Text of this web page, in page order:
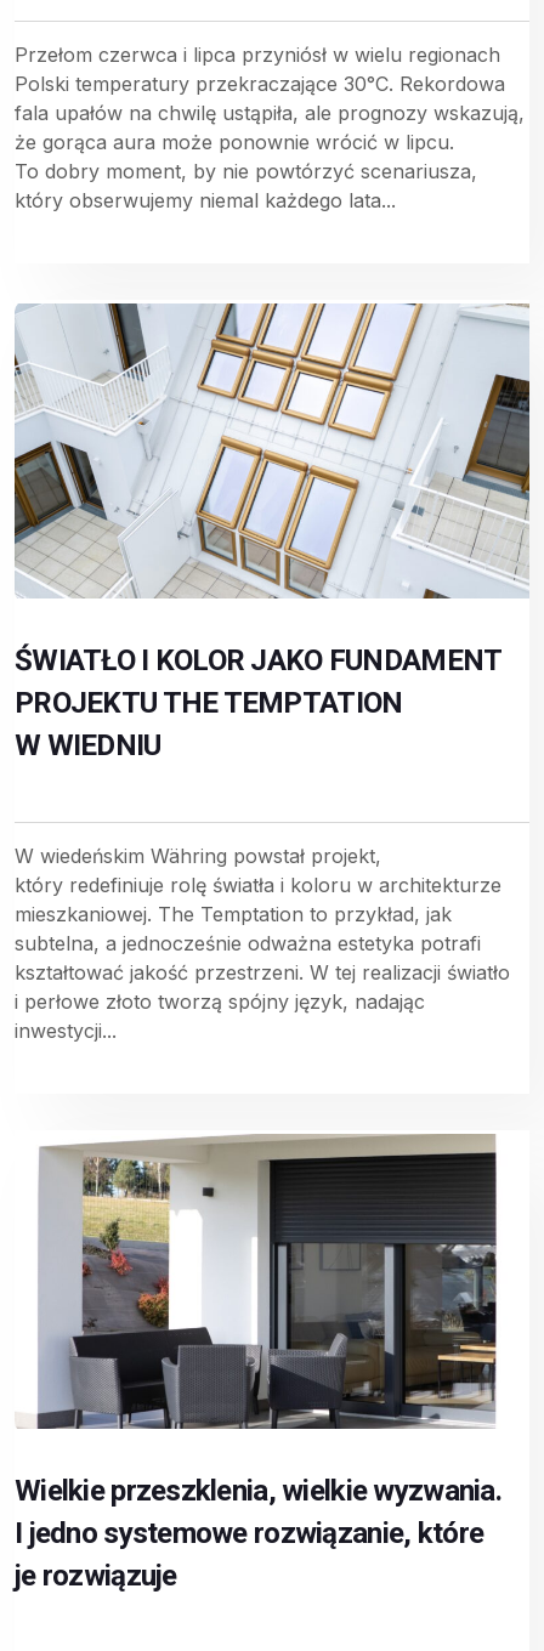
Przełom czerwca i lipca przyniósł w wielu regionach
Polski temperatury przekraczające 30°C. Rekordowa
fala upałów na chwilę ustąpiła, ale prognozy wskazują,
że gorąca aura może ponownie wrócić w lipcu.
To dobry moment, by nie powtórzyć scenariusza,
który obserwujemy niemal każdego lata...
ŚWIATŁO I KOLOR JAKO FUNDAMENT
PROJEKTU THE TEMPTATION
W WIEDNIU
W wiedeńskim Währing powstał projekt,
który redefiniuje rolę światła i koloru w architekturze
mieszkaniowej. The Temptation to przykład, jak
subtelna, a jednocześnie odważna estetyka potrafi
kształtować jakość przestrzeni. W tej realizacji światło
i perłowe złoto tworzą spójny język, nadając
inwestycji...
Wielkie przeszklenia, wielkie wyzwania.
I jedno systemowe rozwiązanie, które
je rozwiązuje